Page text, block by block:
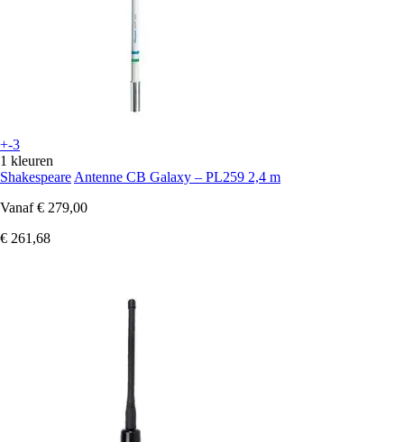
+-3
1 kleuren
Shakespeare Antenne CB Galaxy – PL259 2,4 m
Vanaf € 279,00
€ 261,68